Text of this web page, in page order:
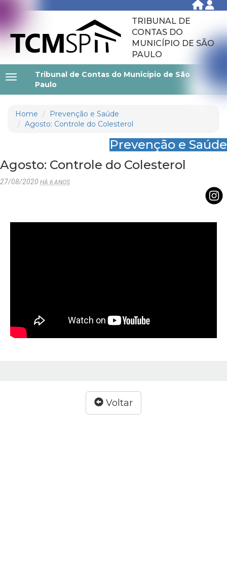
TRIBUNAL DE
CONTAS DO
MUNICÍPIO DE SÃO
PAULO
Tribunal de Contas do Município de São
Paulo
Home
Prevenção e Saúde
Agosto: Controle do Colesterol
Prevenção e Saúde
Agosto: Controle do Colesterol
27/08/2020 HÁ 6 ANOS
Voltar